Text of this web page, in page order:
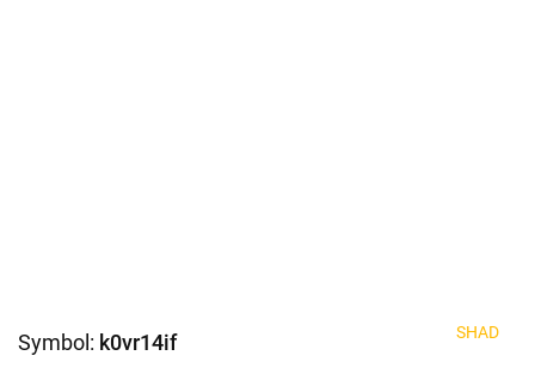
Symbol: k0vr14if SHAD